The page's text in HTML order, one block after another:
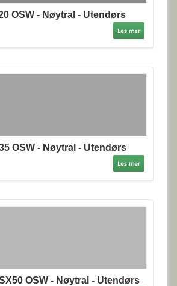
OSW - Nøytral - Utendørs
Les mer
OSW - Nøytral - Utendørs
Les mer
OSW - Nøytral - Utendørs